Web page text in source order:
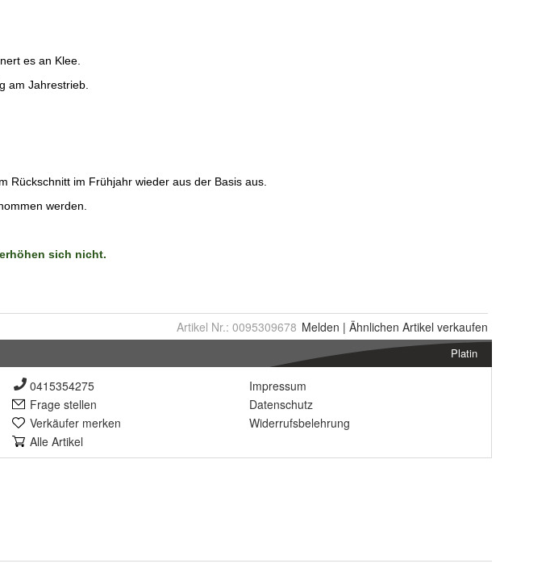
Artikel Nr.: 0095309678 Melden | Ähnlichen Artikel verkaufen
Platin
0415354275
Frage stellen
Verkäufer merken
Alle Artikel
Impressum
Datenschutz
Widerrufsbelehrung